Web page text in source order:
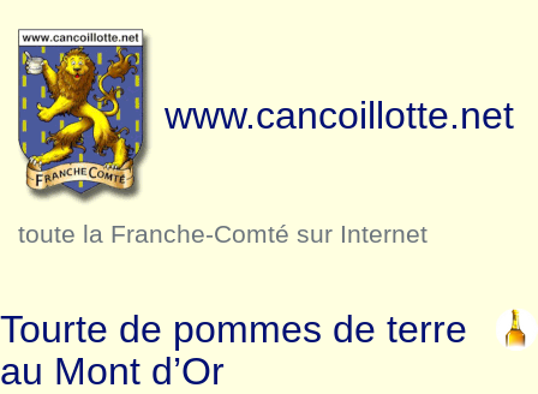
www.cancoillotte.net
toute la Franche-Comté sur Internet
Tourte de pommes de terre
au Mont d’Or